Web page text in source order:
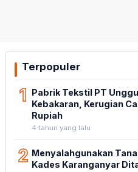
Terpopuler
1 Pabrik Tekstil PT
Kebakaran, Kerugian
Rupiah
4 tahun yang lalu
2 Menyalahgunakan
Kades Karanganyar